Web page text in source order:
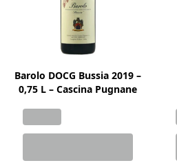
Barolo DOCG Bussia 2019 –
0,75 L – Cascina Pugnane